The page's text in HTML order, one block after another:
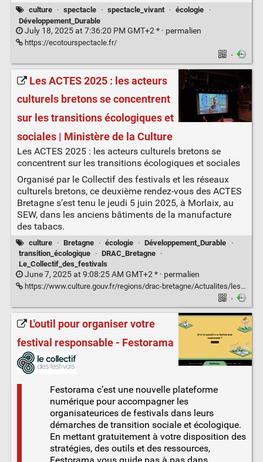
culture · spectacle · spectacle_vivant · écologie
·
Développement_Durable
July 18, 2025 at 7:36:20 PM GMT+2 * · permalien
https://ecotourspectacle.fr/
·
Les ACTES 2025 : les acteurs
culturels bretons se concentrent
sur les transitions écologiques et
sociales | Ministère de la Culture
Les ACTES 2025 : les acteurs culturels bretons se
concentrent sur les transitions écologiques et sociales
Organisé par le Collectif des festivals et les réseaux
culturels bretons, ce deuxième rendez-vous des ACTES
Bretagne s’est tenu le jeudi 5 juin 2025, à Morlaix, au
SEW, dans les anciens bâtiments de la manufacture
des tabacs.
culture · Bretagne · écologie · Développement_Durable
·
transition_écologique
· DRAC_Bretagne
·
Le_Collectif_des_festivals
June 7, 2025 at 9:08:25 AM GMT+2 * · permalien
https://www.culture.gouv.fr/regions/drac-bretagne/Actualites/les-actes-2025-les-acteurs-culturels-bretons-se-concentrent-sur-les-transitions-ecologiques-et-sociales
·
L'outil pour organiser votre
festival responsable - Festorama
Festorama c’est une nouvelle plateforme
numérique pour accompagner les
organisateurices de festivals dans leurs
démarches de transition sociale et écologique.
En mettant gratuitement à votre disposition des
stratégies, des outils et des ressources,